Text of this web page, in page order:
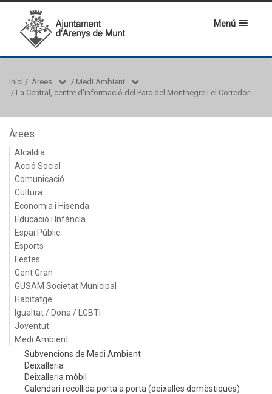
Menú
Inici / Àrees / Medi Ambient
/ La Central, centre d'informació del Parc del Montnegre i el Corredor
Àrees
Alcaldia
Acció Social
Comunicació
Cultura
Economia i Hisenda
Educació i Infància
Espai Públic
Esports
Festes
Gent Gran
GUSAM Societat Municipal
Habitatge
Igualtat / Dona / LGBTI
Joventut
Medi Ambient
Subvencions de Medi Ambient
Deixalleria
Deixalleria mòbil
Calendari recollida porta a porta (deixalles domèstiques)